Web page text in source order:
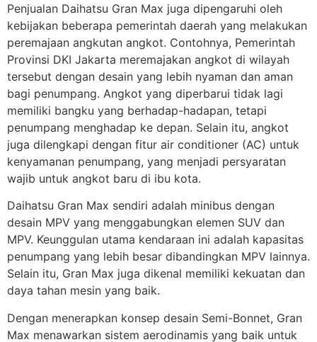
Penjualan Daihatsu Gran Max juga dipengaruhi oleh
kebijakan beberapa pemerintah daerah yang melakukan
peremajaan angkutan angkot. Contohnya, Pemerintah
Provinsi DKI Jakarta meremajakan angkot di wilayah
tersebut dengan desain yang lebih nyaman dan aman
bagi penumpang. Angkot yang diperbarui tidak lagi
memiliki bangku yang berhadap-hadapan, tetapi
penumpang menghadap ke depan. Selain itu, angkot
juga dilengkapi dengan fitur air conditioner (AC) untuk
kenyamanan penumpang, yang menjadi persyaratan
wajib untuk angkot baru di ibu kota.
Daihatsu Gran Max sendiri adalah minibus dengan
desain MPV yang menggabungkan elemen SUV dan
MPV. Keunggulan utama kendaraan ini adalah kapasitas
penumpang yang lebih besar dibandingkan MPV lainnya.
Selain itu, Gran Max juga dikenal memiliki kekuatan dan
daya tahan mesin yang baik.
Dengan menerapkan konsep desain Semi-Bonnet, Gran
Max menawarkan sistem aerodinamis yang baik untuk